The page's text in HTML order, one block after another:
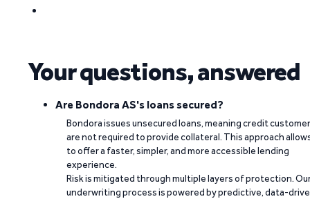
Your questions, answered
Are Bondora AS's loans secured?
Bondora issues unsecured loans, meaning credit
are not required to provide collateral. This approach
to offer a faster, simpler, and more accessible lending
experience.
Risk is mitigated through multiple layers of protection.
underwriting process is powered by predictive, data-